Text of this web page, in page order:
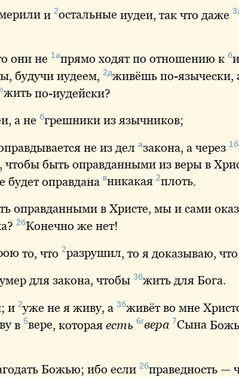
и 2остальные иудеи, так что даже
они не 1апрямо ходят по отношению к б
будучи иудеем, 2дживёшь по-язычески,
жить по-иудейски?
, а не бгрешники из язычников;
не из дел азакона, а через 1б
чтобы быть оправданными из веры в
будет оправдана вникакая 2плоть
оправданными в Христе, мы и сами
2бКонечно же нет!
то, что 2разрушил , то я доказываю,
умер для закона, чтобы 3бжить для Бога.
и 2уже не я живу, а 3бживётво мне
в 5вере , которая есть 6гвера 7Сына
Божью; ибо если 2бправедность —